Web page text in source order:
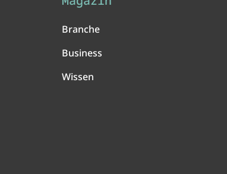
Branche
Business
Wissen